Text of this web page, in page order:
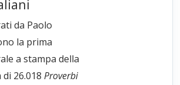
da Paolo
la prima
a stampa della
26.018 Proverbi